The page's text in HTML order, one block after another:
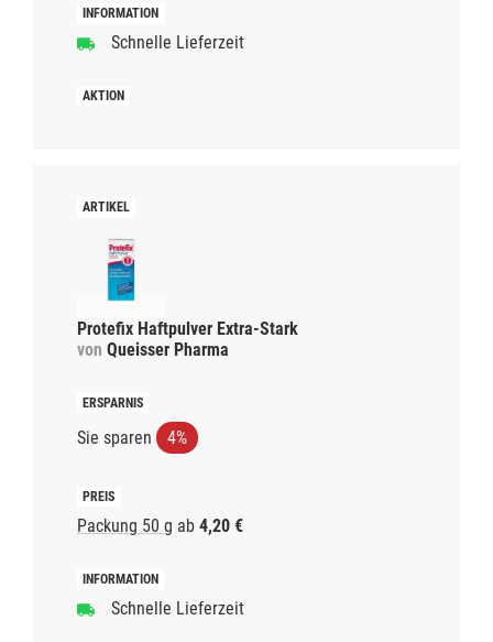
Schnelle Lieferzeit
Protefix Haftpulver Extra-Stark
von Queisser Pharma
Sie sparen 4%
Packung 50 g ab 4,20 €
Schnelle Lieferzeit